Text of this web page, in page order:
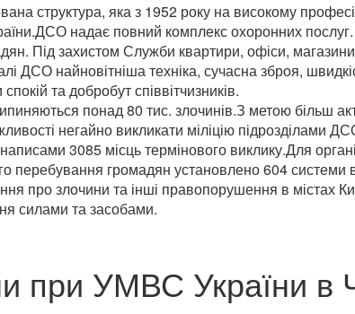
структура, яка з 1952 року на високому
надає повний комплекс охоронних
Під захистом Служби квартири, офіси, магазини,
ДСО найновітніша техніка, сучасна зброя,
та добробут співвітчизників.
понад 80 тис. злочинів.З метою більш
негайно викликати міліцію підрозділами
3085 місць термінового виклику.Для
перебування громадян установлено 604 системи
про злочини та інші правопорушення в містах
силами та засобами.
при УМВС України в